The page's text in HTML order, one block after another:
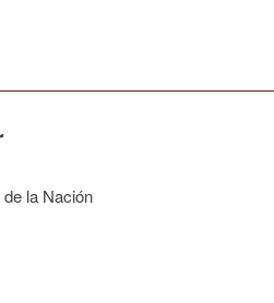
la Nación